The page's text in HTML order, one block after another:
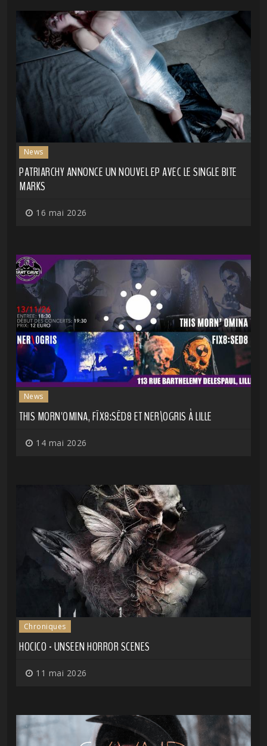
News
PATRIARCHY ANNONCE UN NOUVEL EP AVEC LE SINGLE BITE
MARKS
16 mai 2026
News
THIS MORN'OMINA, FÏX8:SËD8 ET NER\OGRIS À LILLE
14 mai 2026
Chroniques
HOCICO - UNSEEN HORROR SCENES
11 mai 2026